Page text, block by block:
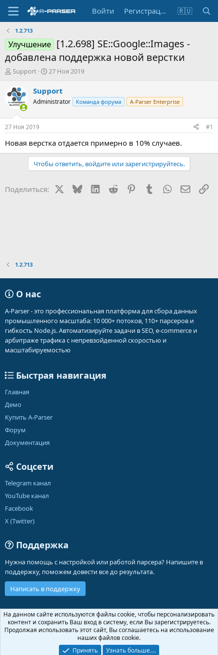
Войти Регистрация 🇷🇺
1.2.713
Улучшение [1.2.698] SE::Google::Images -
добавлена поддержка новой верстки
А
т
о
р
т
е
м
ы
Support
Д
т
а
н
а
л
27 Ноя 2019
Support
Administrator Команда форума A-Parser Enterprise
27 Ноя 2019 #1
Новая верстка отдается примерно в 10% случаев.
Чтобы ответить, войдите или зарегистрируйтесь.
Поделиться: BlueskyLinkedIn
Reddit PinterestTumblr WhatsApp
1.2.713
О нас
A-Parser - это профессиональная платформа для сбора данных
промышленного масштаба: 10 000+ потоков, 110+ парсеров и
гибкость Node.js. Автоматизируйте задачи в SEO, e-commerce и
арбитраже трафика с непревзойденной скоростью и
масштабируемостью
Быстрая навигация
Главная
Демо
Купить A-Parser
Форум
Документация
Соцсети
Telegram канал
YouTube канал
Facebook
X (Twitter)
Поддержка
Нужна помощь с настройкой или работой парсера? Напишите в
поддержку, поможем довести все до результата.
Написать в поддержку
Russian (RU)
Обратная связь
Условия и правила
Политика конфиденциальности
Помощь
Community platform by XenForo ® © 2010-2026 XenForo Ltd.
На данном сайте используются файлы cookie, чтобы персонализировать
контент и сохранить Ваш вход в систему, если Вы зарегистрируетесь.
Продолжая использовать этот сайт, Вы соглашаетесь на использование
наших файлов cookie.
Принять
Узнать больше.…